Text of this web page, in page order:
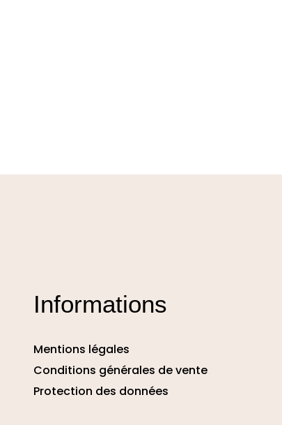
Informations
Mentions légales
Conditions générales de vente
Protection des données